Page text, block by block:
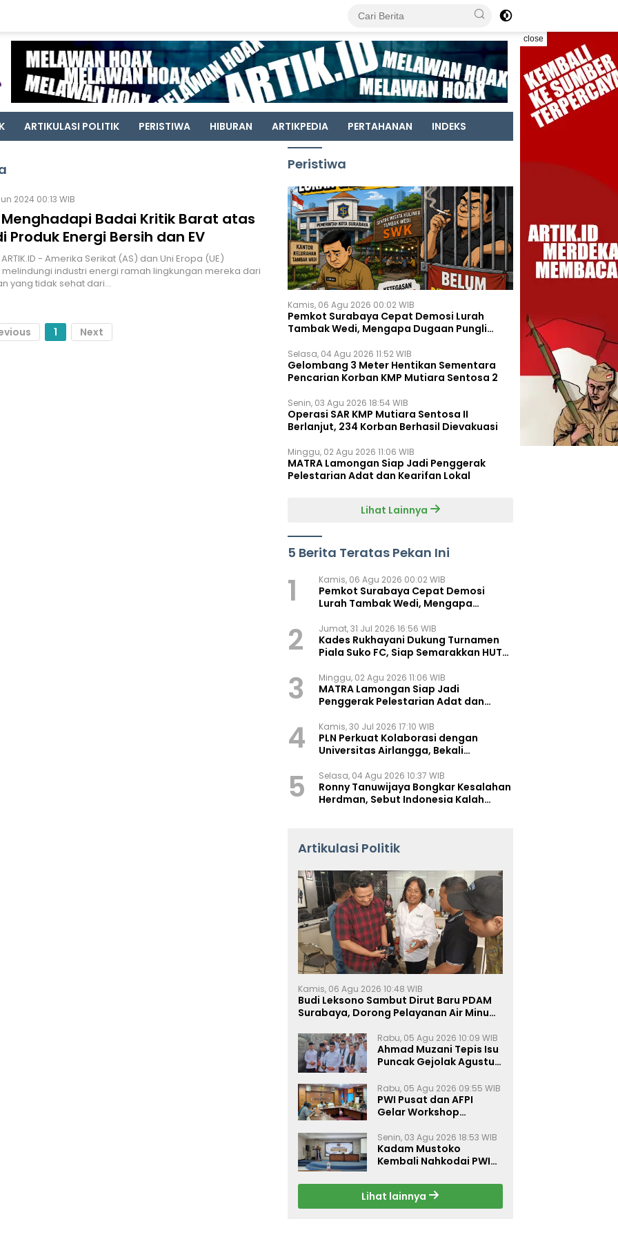
close
ARTIKULASI POLITIK PERISTIWA HIBURAN ARTIKPEDIA PERTAHANAN INDEKS
2024 00:13 WIB
Badai Kritik Barat atas
Produk Energi Bersih dan EV
ARTIK.ID - Amerika Serikat (AS) dan Uni Eropa (UE)
industri energi ramah lingkungan mereka dari
yang tidak sehat dari…
1 Next
Peristiwa
Kamis, 06 Agu 2026 00:02 WIB
Pemkot Surabaya Cepat Demosi Lurah
Tambak Wedi, Mengapa Dugaan Pungli
Selasa, 04 Agu 2026 11:52 WIB
Gelombang 3 Meter Hentikan Sementara
Pencarian Korban KMP Mutiara Sentosa 2
Senin, 03 Agu 2026 18:54 WIB
Operasi SAR KMP Mutiara Sentosa II
Berlanjut, 234 Korban Berhasil Dievakuasi
Minggu, 02 Agu 2026 11:06 WIB
MATRA Lamongan Siap Jadi Penggerak
Pelestarian Adat dan Kearifan Lokal
Lihat Lainnya
5 Berita Teratas Pekan Ini
1 Kamis, 06 Agu 2026 00:02 WIB
Pemkot Surabaya Cepat Demosi
Lurah Tambak Wedi, Mengapa
2 Jumat, 31 Jul 2026 16:56 WIB
Kades Rukhayani Dukung Turnamen
Piala Suko FC, Siap Semarakkan HUT
3 Minggu, 02 Agu 2026 11:06 WIB
MATRA Lamongan Siap Jadi
Penggerak Pelestarian Adat dan
4 Kamis, 30 Jul 2026 17:10 WIB
PLN Perkuat Kolaborasi dengan
Universitas Airlangga, Bekali
Transisi Energi
5 Selasa, 04 Agu 2026 10:37 WIB
Ronny Tanuwijaya Bongkar Kesalahan
Herdman, Sebut Indonesia Kalah
Artikulasi Politik
Kamis, 06 Agu 2026 10:48 WIB
Budi Leksono Sambut Dirut Baru PDAM
Surabaya, Dorong Pelayanan Air Minum
Rabu, 05 Agu 2026 10:09 WIB
Ahmad Muzani Tepis Isu
Puncak Gejolak Agustus
Perkuat Persatuan
Rabu, 05 Agu 2026 09:55 WIB
PWI Pusat dan AFPI
Gelar Workshop
Inklusi Keuangan, dan
Perlindungan Publik
Senin, 03 Agu 2026 18:53 WIB
Kadam Mustoko
Kembali Nahkodai PWI
Harap Sinergi Antar
Daerah Kian Kuat
Lihat lainnya